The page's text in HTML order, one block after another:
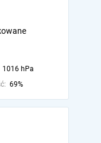
1016 hPa
69%